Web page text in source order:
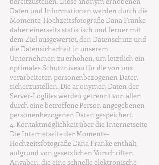
Daten und Informationen werden durch die
Momente-Hochzeitsfotografie Dana Franke
daher einerseits statistisch und ferner mit
dem Ziel ausgewertet, den Datenschutz und
die Datensicherheit in unserem
Unternehmen zu erhöhen, um letztlich ein
optimales Schutzniveau für die von uns
verarbeiteten personenbezogenen Daten
sicherzustellen. Die anonymen Daten der
Server-Logfiles werden getrennt von allen
durch eine betroffene Person angegebenen
personenbezogenen Daten gespeichert.
4. Kontaktmöglichkeit über die Internetseite
Die Internetseite der Momente-
Hochzeitsfotografie Dana Franke enthält
aufgrund von gesetzlichen Vorschriften
Angaben, die eine schnelle elektronische